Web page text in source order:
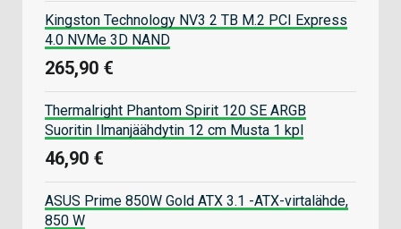
Kingston Technology NV3 2 TB M.2 PCI Express
4.0 NVMe 3D NAND
265,90 €
Thermalright Phantom Spirit 120 SE ARGB
Suoritin Ilmanjäähdytin 12 cm Musta 1 kpl
46,90 €
ASUS Prime 850W Gold ATX 3.1 -ATX-virtalähde,
850 W